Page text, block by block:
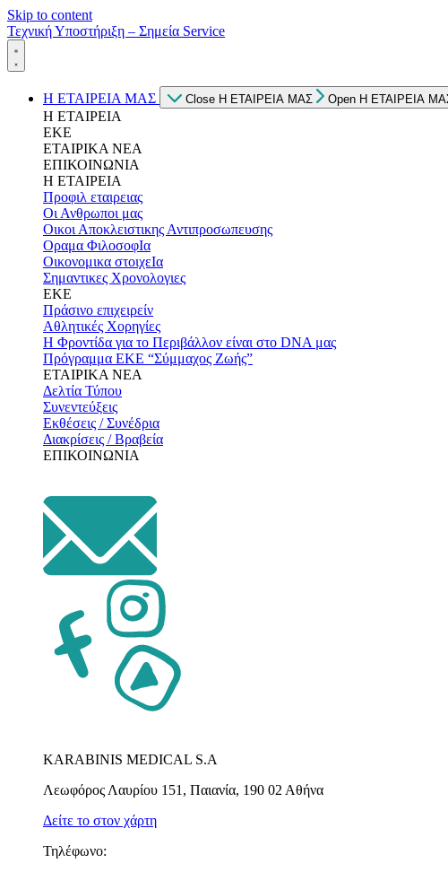
Skip to content
Τεχνική Υποστήριξη – Σημεία Service
Η ΕΤΑΙΡΕΙΑ ΜΑΣ Close Η ΕΤΑΙΡΕΙΑ ΜΑΣ Open Η ΕΤΑΙΡΕΙΑ
Η ΕΤΑΙΡΕΙΑ
ΕΚΕ
ΕΤΑΙΡΙΚΑ ΝΕΑ
ΕΠΙΚΟΙΝΩΝΙΑ
Η ΕΤΑΙΡΕΙΑ
Προφιλ εταιρειας
Οι Ανθρωποι μας
Οικοι Αποκλειστικης Αντιπροσωπευσης
Οραμα ΦιλοσοφΙα
Οικονομικα στοιχεΙα
Σημαντικες Χρονολογιες
ΕΚΕ
Πράσινο επιχειρείν
Αθλητικές Χορηγίες
Η Φροντίδα για το Περιβάλλον είναι στο DNA μας
Πρόγραμμα ΕΚΕ “Σύμμαχος Ζωής”
ΕΤΑΙΡΙΚΑ ΝΕΑ
Δελτία Τύπου
Συνεντεύξεις
Εκθέσεις / Συνέδρια
Διακρίσεις / Βραβεία
ΕΠΙΚΟΙΝΩΝΙΑ
KARABINIS MEDICAL S.A
Λεωφόρος Λαυρίου 151, Παιανία, 190 02 Αθήνα
Δείτε το στον χάρτη
Τηλέφωνο: